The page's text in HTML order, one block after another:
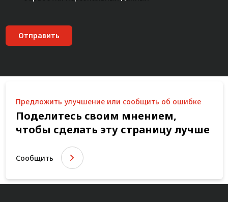
Отправить
Предложить улучшение или сообщить об ошибке
Поделитесь своим мнением,
чтобы сделать эту страницу лучше
Сообщить